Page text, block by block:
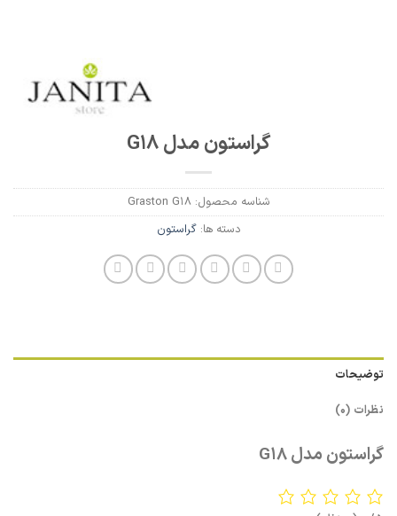
گراستون مدل G18
شناسه محصول: Graston G18
دسته ها:گراستون
توضیحات
نظرات (0)
گراستون مدل G18